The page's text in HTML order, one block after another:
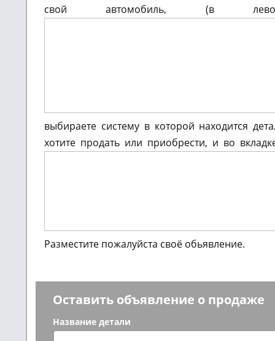
свой автомобиль, (в
выбираете систему в которой находится
хотите продать или приобрести, и во
Разместите пожалуйста своё обьявление.
Оставить объявление о продаже
Название детали